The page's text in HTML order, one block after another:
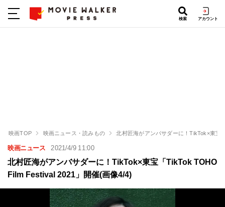
検索 アカウント
映画TOP 映画ニュース・読みもの 北村匠海がアンバサダーに！TikTok×東
映画ニュース 2021/4/9 11:00
北村匠海がアンバサダーに！TikTok×東宝「TikTok TOHO
Film Festival 2021」開催(画像4/4)